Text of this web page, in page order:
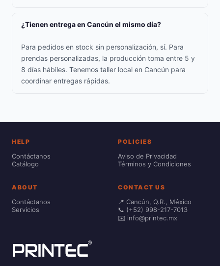
¿Tienen entrega en Cancún el mismo día?
Para pedidos en stock sin personalización, sí. Para
prendas personalizadas, la producción toma entre 5 y
8 días hábiles. Tenemos taller local en Cancún para
coordinar entregas rápidas.
HELP
Contáctanos
Catálogo
POLICIES
Aviso de Privacidad
Términos y Condiciones
ABOUT
Contáctanos
Servicios
CONTACT US
📍 Cancún, Q.R., México
📞 (+52) 998-217-7013
✉️ info@printec.mx